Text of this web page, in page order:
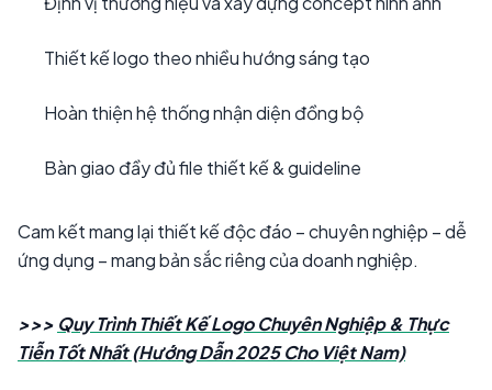
Thiết kế logo theo nhiều hướng sáng tạo
Hoàn thiện hệ thống nhận diện đồng bộ
Bàn giao đầy đủ file thiết kế & guideline
Cam kết mang lại thiết kế độc đáo – chuyên nghiệp – dễ
ứng dụng – mang bản sắc riêng của doanh nghiệp.
>>> Quy Trình Thiết Kế Logo Chuyên Nghiệp & Thực
Tiễn Tốt Nhất (Hướng Dẫn 2025 Cho Việt Nam)